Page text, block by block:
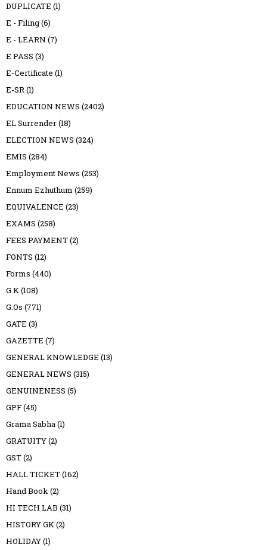
DUPLICATE (1)
E - Filing(6)
E - LEARN (7)
E PASS (3)
E-Certificate (1)
E-SR(1)
EDUCATION NEWS (2402)
EL Surrender(18)
ELECTION NEWS (324)
EMIS (284)
Employment News (253)
Ennum Ezhuthum (259)
EQUIVALENCE (23)
EXAMS (258)
FEES PAYMENT(2)
FONTS (12)
Forms (440)
G K(108)
G.Os (771)
GATE (3)
GAZETTE (7)
GENERAL KNOWLEDGE (13)
GENERAL NEWS (315)
GENUINENESS (5)
GPF(45)
Grama Sabha(1)
GRATUITY(2)
GST(2)
HALL TICKET(162)
Hand Book(2)
HI TECH LAB (31)
HISTORY GK(2)
HOLIDAY(1)